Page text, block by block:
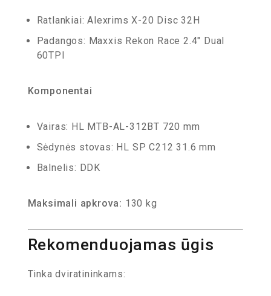
Ratlankiai: Alexrims X-20 Disc 32H
Padangos: Maxxis Rekon Race 2.4″ Dual
60TPI
Komponentai
Vairas: HL MTB-AL-312BT 720 mm
Sėdynės stovas: HL SP C212 31.6 mm
Balnelis: DDK
Maksimali apkrova: 130 kg
Rekomenduojamas ūgis
Tinka dviratininkams: